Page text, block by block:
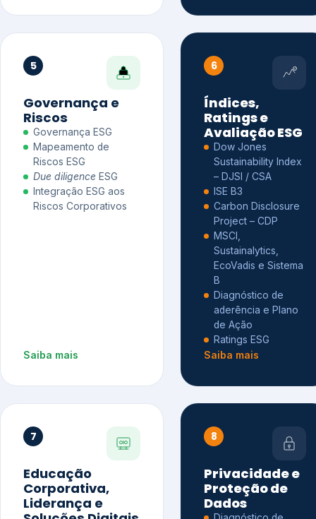
5
Governança e
Riscos
Governança ESG
Mapeamento de
Riscos ESG
Due diligence ESG
Integração ESG aos
Riscos Corporativos
Saiba mais
6
Índices,
Ratings e
Avaliação ESG
Dow Jones
Sustainability Index
– DJSI / CSA
ISE B3
Carbon Disclosure
Project – CDP
MSCI,
Sustainalytics,
EcoVadis e Sistema
B
Diagnóstico de
aderência e Plano
de Ação
Ratings ESG
Saiba mais
7
Educação
Corporativa,
Liderança e
8
Privacidade e
Proteção de
Dados